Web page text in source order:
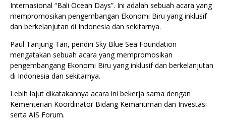
Internasional “Bali Ocean Days”. Ini adalah sebuah acara yang
mempromosikan pengembangan Ekonomi Biru yang inklusif
dan berkelanjutan di Indonesia dan sekitarnya.
Paul Tanjung Tan, pendiri Sky Blue Sea Foundation
mengatakan sebuah acara yang mempromosikan
pengembangang Ekonomi Biru yang inklusif dan berkelanjutan
di Indonesia dan sekitarnya.
Lebih lajut dikatakannya acara ini bekerja sama dengan
Kementerian Koordinator Bidang Kemaritiman dan Investasi
serta AIS Forum.